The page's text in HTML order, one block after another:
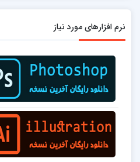
نرم افزارهای مورد نیاز